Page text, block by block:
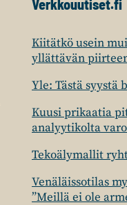
Verkkouutiset.fi
Kiitätkö usein
yllättävän
Yle: Tästä syystä
Kuusi prikaatia
analyytikolta
Tekoälymallit
Venäläissotilas
”Meillä ei ole